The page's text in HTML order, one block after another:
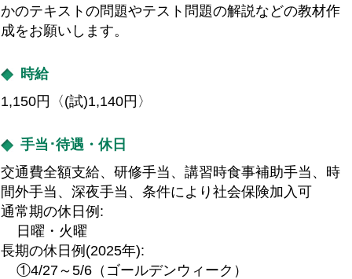
かのテキストの問題やテスト問題の解説などの教材作
成をお願いします。
時給
1,150円〈(試)1,140円〉
手当･待遇・休日
交通費全額支給、研修手当、講習時食事補助手当、時
間外手当、深夜手当、条件により社会保険加入可
通常期の休日例:
日曜・火曜
長期の休日例(2025年):
①4/27～5/6（ゴールデンウィーク）